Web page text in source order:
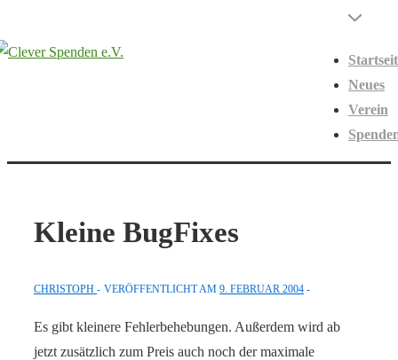
Zum
Menü
Neues
Verein
Kleine BugFixes
CHRISTOPH VERÖFFENTLICHT AM 9. FEBRUAR 2004
Es gibt kleinere Fehlerbehebungen. Außerdem wird ab
jetzt zusätzlich zum Preis auch noch der maximale